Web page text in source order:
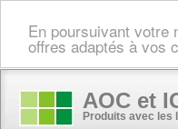
En poursuivant votre
offres adaptés à vos
AOC et
Produits avec les